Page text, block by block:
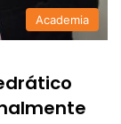
Academia